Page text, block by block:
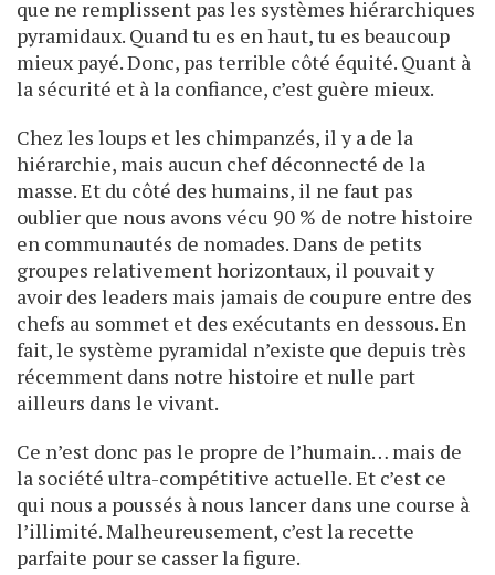
que ne remplissent pas les systèmes hiérarchiques
pyramidaux. Quand tu es en haut, tu es beaucoup
mieux payé. Donc, pas terrible côté équité. Quant à
la sécurité et à la confiance, c’est guère mieux.
Chez les loups et les chimpanzés, il y a de la
hiérarchie, mais aucun chef déconnecté de la
masse. Et du côté des humains, il ne faut pas
oublier que nous avons vécu 90 % de notre histoire
en communautés de nomades. Dans de petits
groupes relativement horizontaux, il pouvait y
avoir des leaders mais jamais de coupure entre des
chefs au sommet et des exécutants en dessous. En
fait, le système pyramidal n’existe que depuis très
récemment dans notre histoire et nulle part
ailleurs dans le vivant.
Ce n’est donc pas le propre de l’humain… mais de
la société ultra-compétitive actuelle. Et c’est ce
qui nous a poussés à nous lancer dans une course à
l’illimité. Malheureusement, c’est la recette
parfaite pour se casser la figure.